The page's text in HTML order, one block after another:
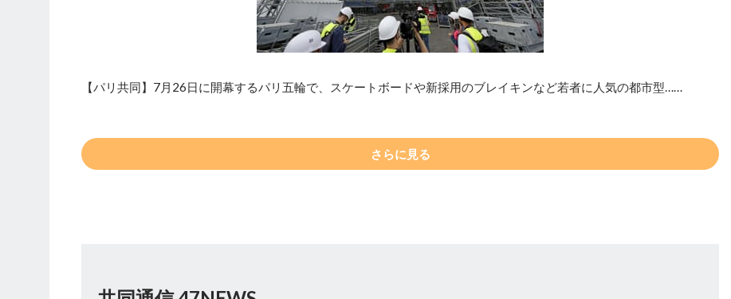
【パリ共同】7月26日に開幕するパリ五輪で、スケートボードや新採用のブレイキンなど若者に人気の都市型……
さらに見る